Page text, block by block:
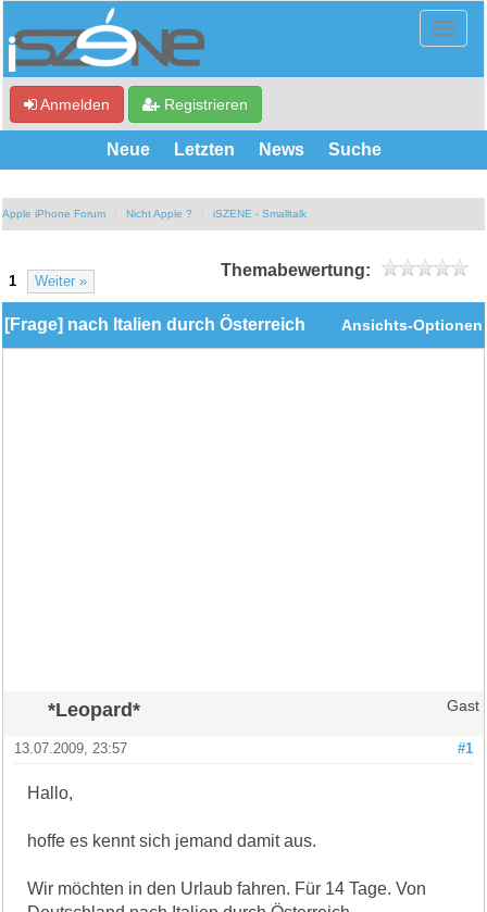
Anmelden Registrieren
Neue Letzten News Suche
Apple iPhone Forum Nicht Apple ? iSZENE - Smalltalk
1 Weiter »
Themabewertung:
Ansichts-Optionen
[Frage] nach Italien durch Österreich
*Leopard* Gast
#1
13.07.2009, 23:57
Hallo,
hoffe es kennt sich jemand damit aus.
Wir möchten in den Urlaub fahren. Für 14 Tage. Von